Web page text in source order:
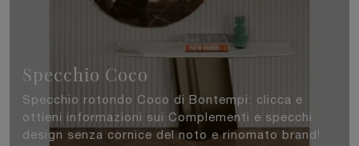
Specchio Coco
Specchio rotondo Coco di Bontempi: clicca e
ottieni informazioni sui Complementi e specchi
design senza cornice del noto e rinomato brand!